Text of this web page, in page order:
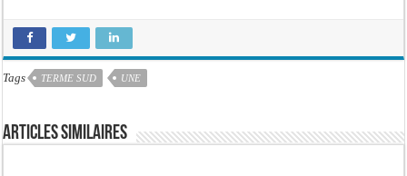
Tags TERME SUD UNE
Articles similaires